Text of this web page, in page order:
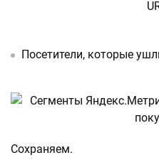
Посетители, которые
Сохраняем.